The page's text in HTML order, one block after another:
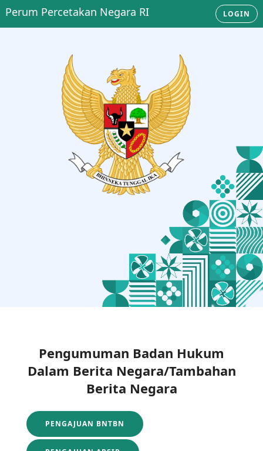
Perum Percetakan Negara RI LOGIN
Pengumuman Badan Hukum
Dalam Berita Negara/Tambahan
Berita Negara
PENGAJUAN BNTBN